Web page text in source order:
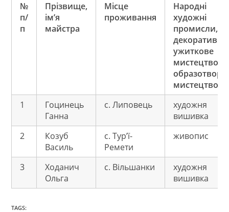
№
п/
п
Прізвище,
ім’я
майстра
Місце
проживання
Народні
художні
промисли,
ужиткове
мистецтво,
мистецтво
1
Гоцинець
Ганна
с. Липовець
художня
вишивка
2
Козуб
Василь
с. Тур’ї-
Ремети
живопис
3
Ходанич
Ольга
с. Вільшанки
художня
вишивка
TAGS: